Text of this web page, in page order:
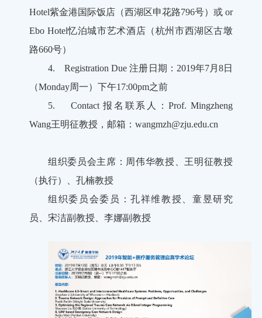
Hotel紫金港国际饭店（西湖区申花路796号）或 or
Ebo Hotel忆泊城市艺术酒店（杭州市西湖区古墩
路660号）
4. Registration Due 注册日期：2019年7月8日
（Monday周一）下午17:00pm之前
5. Contact 报名联系人：Prof. Mingzheng
Wang王明征教授，邮箱：wangmzh@zju.edu.cn
组织委员会主席：周伟华教授、王明征教授
（执行）、孔楠教授
组织委员会委员：孔祥维教授、童昱研究
员、宋洁副教授、李娜副教授